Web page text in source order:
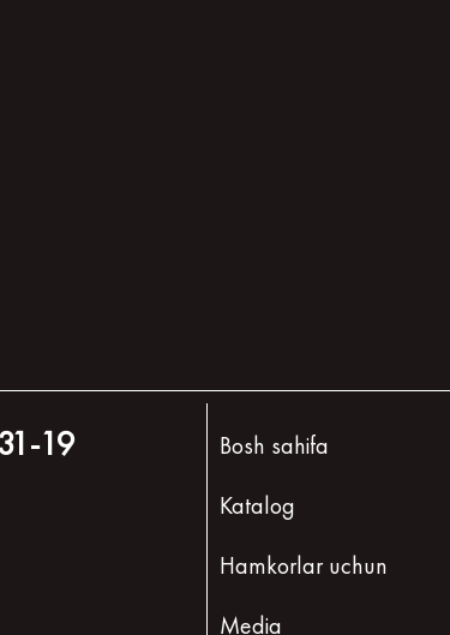
19
Bosh sahifa
Katalog
Hamkorlar uchun
Media